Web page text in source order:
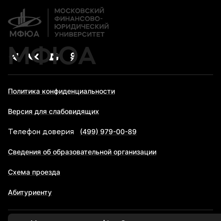
Карьера
МФЮА
Политика конфиденциальности
Версия для слабовидящих
Телефон доверия (499) 979-00-89
Сведения об образовательной организации
Схема проезда
Абитуриенту